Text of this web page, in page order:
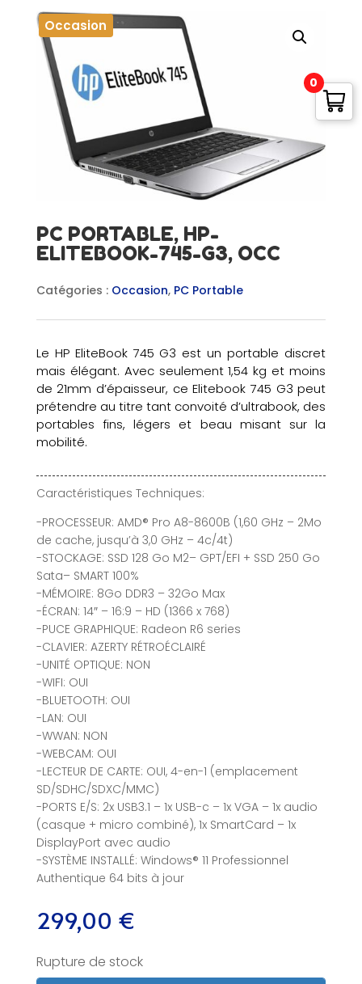
Occasion
PC PORTABLE, HP-
ELITEBOOK-745-G3, OCC
Catégories : Occasion, PC Portable
Le HP EliteBook 745 G3 est un portable discret
mais élégant. Avec seulement 1,54 kg et moins
de 21mm d’épaisseur, ce Elitebook 745 G3 peut
prétendre au titre tant convoité d’ultrabook, des
portables fins, légers et beau misant sur la
mobilité.
Caractéristiques Techniques:
-PROCESSEUR: AMD® Pro A8-8600B (1,60 GHz – 2Mo
de cache, jusqu’à 3,0 GHz – 4c/4t)
-STOCKAGE: SSD 128 Go M2– GPT/EFI + SSD 250 Go
Sata– SMART 100%
-MÉMOIRE: 8Go DDR3 – 32Go Max
-ÉCRAN: 14″ – 16:9 – HD (1366 x 768)
-PUCE GRAPHIQUE: Radeon R6 series
-CLAVIER: AZERTY RÉTROÉCLAIRÉ
-UNITÉ OPTIQUE: NON
-WIFI: OUI
-BLUETOOTH: OUI
-LAN: OUI
-WWAN: NON
-WEBCAM: OUI
-LECTEUR DE CARTE: OUI, 4-en-1 (emplacement
SD/SDHC/SDXC/MMC)
-PORTS E/S: 2x USB3.1 – 1x USB-c – 1x VGA – 1x audio
(casque + micro combiné), 1x SmartCard – 1x
DisplayPort avec audio
-SYSTÈME INSTALLÉ: Windows® 11 Professionnel
Authentique 64 bits à jour
299,00 €
Rupture de stock
0